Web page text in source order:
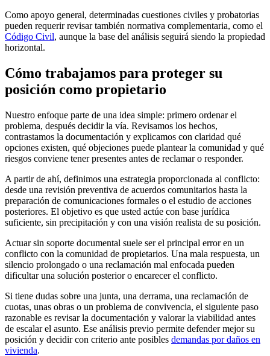
Como apoyo general, determinadas cuestiones civiles y probatorias
pueden requerir revisar también normativa complementaria, como el
Código Civil, aunque la base del análisis seguirá siendo la propiedad
horizontal.
Cómo trabajamos para proteger su
posición como propietario
Nuestro enfoque parte de una idea simple: primero ordenar el
problema, después decidir la vía. Revisamos los hechos,
contrastamos la documentación y explicamos con claridad qué
opciones existen, qué objeciones puede plantear la comunidad y qué
riesgos conviene tener presentes antes de reclamar o responder.
A partir de ahí, definimos una estrategia proporcionada al conflicto:
desde una revisión preventiva de acuerdos comunitarios hasta la
preparación de comunicaciones formales o el estudio de acciones
posteriores. El objetivo es que usted actúe con base jurídica
suficiente, sin precipitación y con una visión realista de su posición.
Actuar sin soporte documental suele ser el principal error en un
conflicto con la comunidad de propietarios. Una mala respuesta, un
silencio prolongado o una reclamación mal enfocada pueden
dificultar una solución posterior o encarecer el conflicto.
Si tiene dudas sobre una junta, una derrama, una reclamación de
cuotas, unas obras o un problema de convivencia, el siguiente paso
razonable es revisar la documentación y valorar la viabilidad antes
de escalar el asunto. Ese análisis previo permite defender mejor su
posición y decidir con criterio ante posibles demandas por daños en
vivienda.